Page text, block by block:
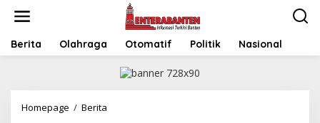
Berita Olahraga Otomatif Politik Nasional
Homepage / Berita